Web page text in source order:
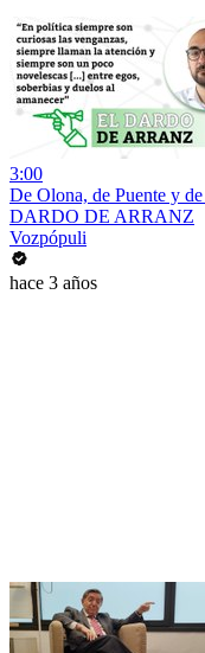
3:00
De Olona, de Puente y
DARDO DE ARRANZ
Vozpópuli
hace 3 años